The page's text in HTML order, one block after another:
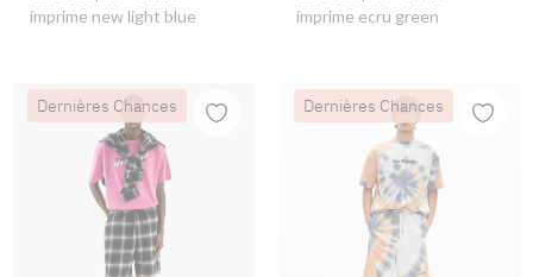
imprime new light blue
imprime ecru green
Dernières Chances Dernières Chances